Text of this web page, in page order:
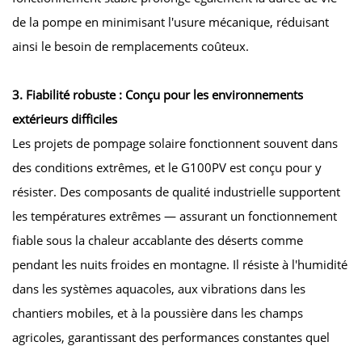
de la pompe en minimisant l'usure mécanique, réduisant
ainsi le besoin de remplacements coûteux.
3. Fiabilité robuste : Conçu pour les environnements
extérieurs difficiles
Les projets de pompage solaire fonctionnent souvent dans
des conditions extrêmes, et le G100PV est conçu pour y
résister. Des composants de qualité industrielle supportent
les températures extrêmes — assurant un fonctionnement
fiable sous la chaleur accablante des déserts comme
pendant les nuits froides en montagne. Il résiste à l'humidité
dans les systèmes aquacoles, aux vibrations dans les
chantiers mobiles, et à la poussière dans les champs
agricoles, garantissant des performances constantes quel